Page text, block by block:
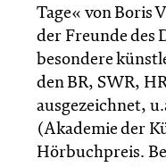
Tage« von Boris
der Freunde des
besondere
den BR, SWR,
ausgezeichnet,
(Akademie der
Hörbuchpreis.